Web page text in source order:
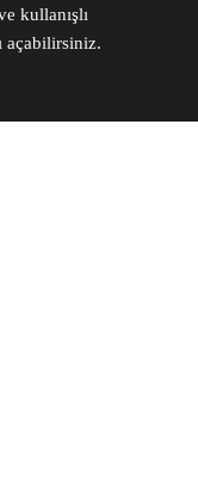
kullanışlı
açabilirsiniz.